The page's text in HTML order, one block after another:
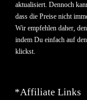
aktualisiert. Dennoch
dass die Preise nicht
Wir empfehlen daher,
indem Du einfach auf
klickst.
*Affiliate Links